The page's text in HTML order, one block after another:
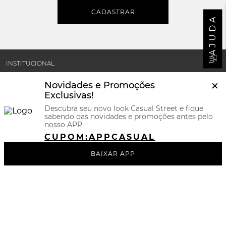
AJUDA
×
Novidades e Promoções
Exclusivas!
Descubra seu novo look Casual Street e fique
sabendo das novidades e promoções antes pelo
nosso APP
CUPOM:APPCASUAL
BAIXAR APP
CADASTRAR
INSTITUCIONAL
MINHA CONTA
SUPORTE E POLÍTICAS